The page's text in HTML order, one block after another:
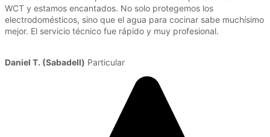
WCT y estamos encantados. No solo protegemos los
electrodomésticos, sino que el agua para cocinar sabe muchísimo
mejor. El servicio técnico fue rápido y muy profesional.
Daniel T. (Sabadell) Particular